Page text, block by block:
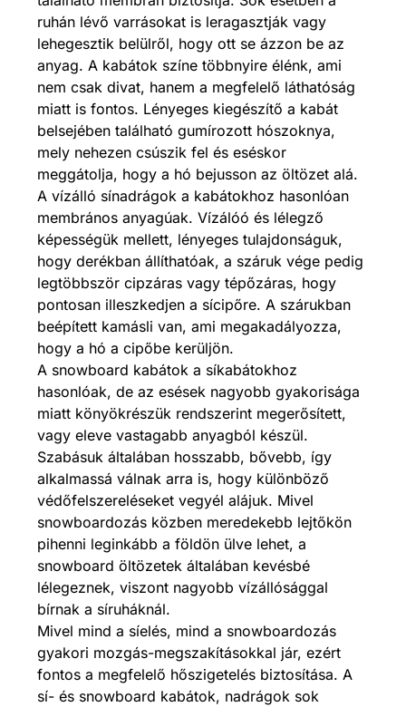
ruhán lévő varrásokat is leragasztják vagy
lehegesztik belülről, hogy ott se ázzon be az
anyag. A kabátok színe többnyire élénk, ami
nem csak divat, hanem a megfelelő láthatóság
miatt is fontos. Lényeges kiegészítő a kabát
belsejében található gumírozott hószoknya,
mely nehezen csúszik fel és eséskor
meggátolja, hogy a hó bejusson az öltözet alá.
A vízálló sínadrágok a kabátokhoz hasonlóan
membrános anyagúak. Vízálóó és lélegző
képességük mellett, lényeges tulajdonságuk,
hogy derékban állíthatóak, a száruk vége pedig
legtöbbször cipzáras vagy tépőzáras, hogy
pontosan illeszkedjen a sícipőre. A szárukban
beépített kamásli van, ami megakadályozza,
hogy a hó a cipőbe kerüljön.
A snowboard kabátok a síkabátokhoz
hasonlóak, de az esések nagyobb gyakorisága
miatt könyökrészük rendszerint megerősített,
vagy eleve vastagabb anyagból készül.
Szabásuk általában hosszabb, bővebb, így
alkalmassá válnak arra is, hogy különböző
védőfelszereléseket vegyél alájuk. Mivel
snowboardozás közben meredekebb lejtőkön
pihenni leginkább a földön ülve lehet, a
snowboard öltözetek általában kevésbé
lélegeznek, viszont nagyobb vízállósággal
bírnak a síruháknál.
Mivel mind a síelés, mind a snowboardozás
gyakori mozgás-megszakításokkal jár, ezért
fontos a megfelelő hőszigetelés biztosítása. A
sí- és snowboard kabátok, nadrágok sok